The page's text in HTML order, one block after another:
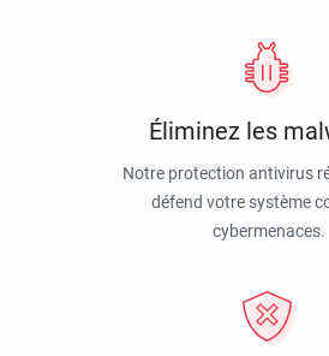
Éliminez les
Notre protection antivirus
défend votre système
cybermenaces.